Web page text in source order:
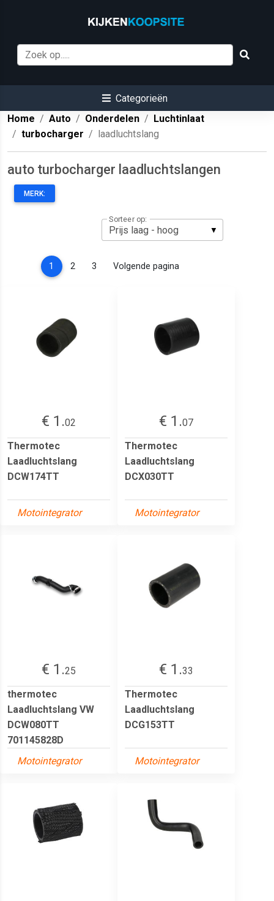
Categorieën
Home
Auto Onderdelen
Luchtinlaat
turbocharger
laadluchtslang
auto turbocharger laadluchtslangen
MERK:
Sorteer op:
1 (current)
2 3 Volgende pagina
€ 1.02
Thermotec
Laadluchtslang
DCW174TT
Motointegrator
€ 1.07
Thermotec
Laadluchtslang
DCX030TT
Motointegrator
€ 1.25
thermotec
Laadluchtslang VW
DCW080TT
701145828D
Motointegrator
€ 1.33
Thermotec
Laadluchtslang
DCG153TT
Motointegrator